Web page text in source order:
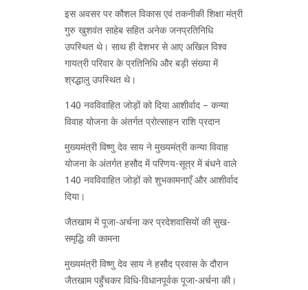
इस अवसर पर कौशल विकास एवं तकनीकी शिक्षा मंत्री
गुरु खुशवंत साहेब सहित अनेक जनप्रतिनिधि
उपस्थित थे। साथ ही देशभर से आए अखिल विश्व
गायत्री परिवार के प्रतिनिधि और बड़ी संख्या में
श्रद्धालु उपस्थित थे।
140 नवविवाहित जोड़ों को दिया आशीर्वाद – कन्या
विवाह योजना के अंतर्गत प्रोत्साहन राशि प्रदान
मुख्यमंत्री विष्णु देव साय ने मुख्यमंत्री कन्या विवाह
योजना के अंतर्गत हसौद में परिणय-सूत्र में बंधने वाले
140 नवविवाहित जोड़ों को शुभकामनाएँ और आशीर्वाद
दिया।
जैतखाम में पूजा-अर्चना कर प्रदेशवासियों की सुख-
समृद्धि की कामना
मुख्यमंत्री विष्णु देव साय ने हसौद प्रवास के दौरान
जैतखाम पहुँचकर विधि-विधानपूर्वक पूजा-अर्चना की।